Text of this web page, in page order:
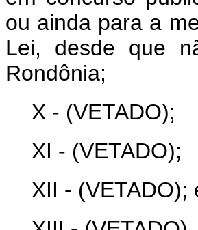
ou ainda para a
Lei, desde que
Rondônia;
X - (VETADO);
XI - (VETADO);
XII - (VETADO);